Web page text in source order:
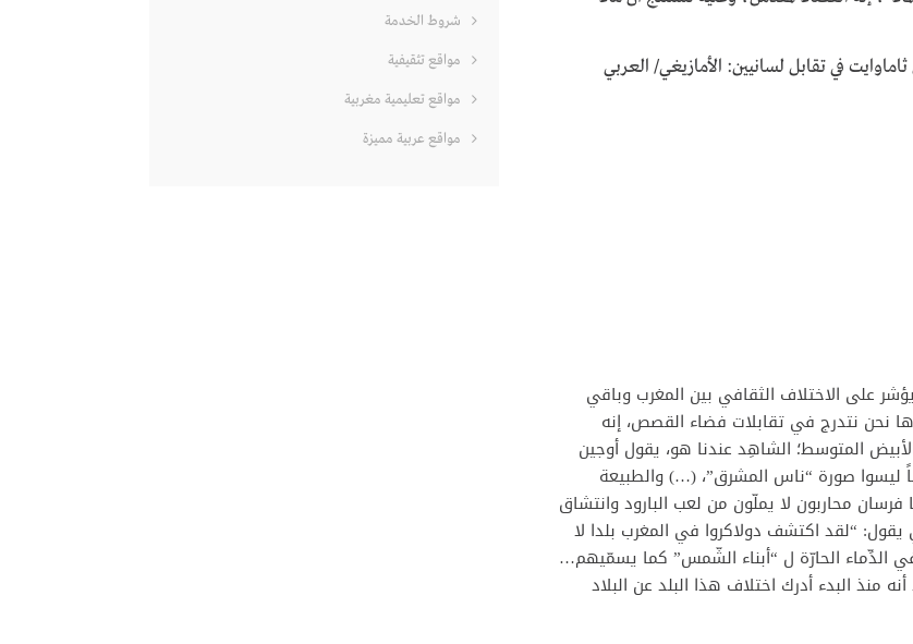
في تقابل لسانيين: الأمازيغي/ العربي
يؤشر على الاختلاف الثقافي بين المغرب وباقي
ها نحن نتدرج في تقابلات فضاء القصص، إنه
المتوسط؛ الشاهِد عندنا هو، يقول أوجين
ليسوا صورة “ناس المشرق”، (…) والطبيعة
محاربون لا يملّون من لعب البارود وانتشاق
يقول: “لقد اكتشف دولاكروا في المغرب بلدا لا
الدِّماء الحارّة ل “أبناء الشّمس” كما يسمّيهم…
منذ البدء أدرك اختلاف هذا البلد عن البلاد
شروط الخدمة
مواقع تثقيفية
مواقع تعليمية مغربية
مواقع عربية مميزة